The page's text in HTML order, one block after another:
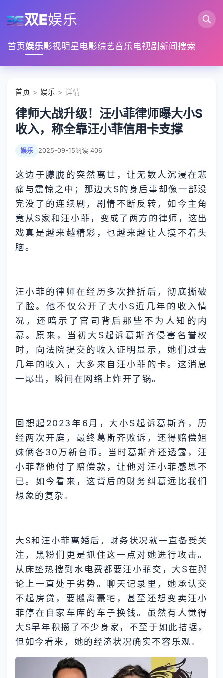
双E娱乐
首页娱乐影视明星电影综艺音乐电视剧 新闻搜索
首页 > 娱乐 > 详情
律师大战升级！汪小菲律师曝大小S
收入，称全靠汪小菲信用卡支撑
娱乐 2025-09-15阅读 406
这边于朦胧的突然离世，让无数人沉浸在悲
痛与震惊之中；那边大S的身后事却像一部没
完没了的连续剧，剧情不断反转，如今主角
竟从S家和汪小菲，变成了两方的律师，这出
戏真是越来越精彩，也越来越让人摸不着头
脑。
汪小菲的律师在经历多次挫折后，彻底撕破
了脸。他不仅公开了大小S近几年的收入情
况，还暗示了官司背后那些不为人知的内
幕。原来，当初大S起诉葛斯齐侵害名誉权
时，向法院提交的收入证明显示，她们过去
几年的收入，大多来自汪小菲的卡。这消息
一爆出，瞬间在网络上炸开了锅。
回想起2023年6月，大小S起诉葛斯齐，历
经两次开庭，最终葛斯齐败诉，还得赔偿姐
妹俩各30万新台币。当时葛斯齐还透露，汪
小菲帮他付了赔偿款，让他对汪小菲感恩不
已。如今看来，这背后的财务纠葛远比我们
想象的复杂。
大S和汪小菲离婚后，财务状况就一直备受关
注，黑粉们更是抓住这一点对她进行攻击。
从床垫热搜到水电费都要汪小菲交，大S在舆
论上一直处于劣势。聊天记录里，她承认交
不起房贷，要搬离豪宅，甚至还想变卖汪小
菲停在自家车库的车子换钱。虽然有人觉得
大S早年积攒了不少身家，不至于如此拮据，
但如今看来，她的经济状况确实不容乐观。